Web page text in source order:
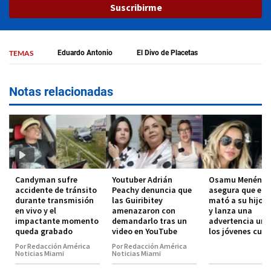
Suscribirme
TEMAS Eduardo Antonio El Divo de Placetas
Notas relacionadas
Candyman sufre
accidente de tránsito
durante transmisión
en vivo y el
impactante momento
queda grabado
Por Redacción América
Noticias Miami
Youtuber Adrián
Peachy denuncia que
las Guiribitey
amenazaron con
demandarlo tras un
video en YouTube
Por Redacción América
Noticias Miami
Osamu
asegura que el
mató a su hijo
y lanza una
advertencia
los jóvenes